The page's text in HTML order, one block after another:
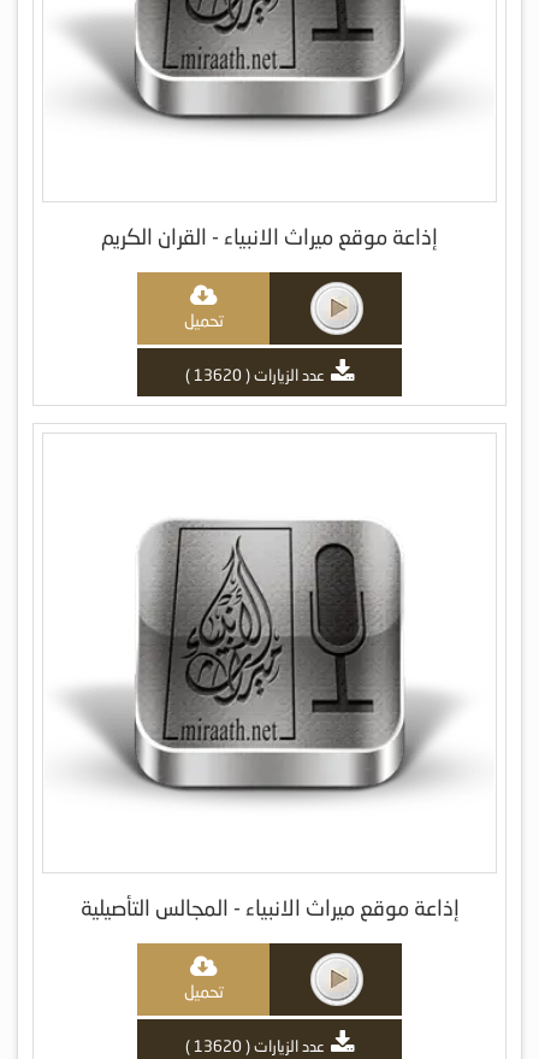
إذاعة موقع ميراث الانبياء - القران الكريم
تحميل
عدد الزيارات ( 13620 )
إذاعة موقع ميراث الانبياء - المجالس التأصيلية
تحميل
عدد الزيارات ( 13620 )